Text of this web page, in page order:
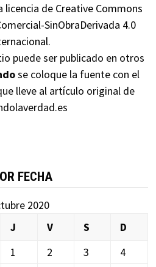
licencia de Creative Commons
SinObraDerivada 4.0
.
puede ser publicado en otros
se coloque la fuente con el
lleve al artículo original de
FECHA
2020
J V S
D
1
2 3
4